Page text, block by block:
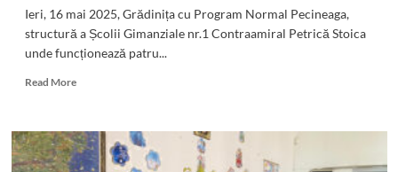
Comana
Ieri, 16 mai 2025, Grădinița cu Program Normal Pecineaga,
structură a Școlii Gimanziale nr.1 Contraamiral Petrică Stoica
unde funcționează patru...
Read MoreRead
(FOTO)
Grădinița
cu